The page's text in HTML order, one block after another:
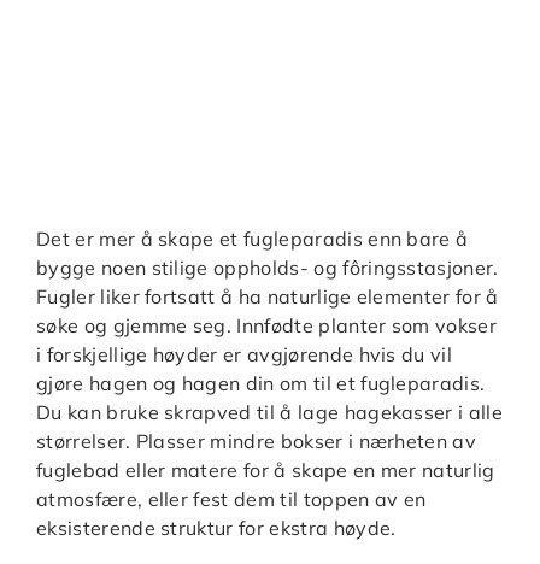
Det er mer å skape et fugleparadis enn bare å
bygge noen stilige oppholds- og fôringsstasjoner.
Fugler liker fortsatt å ha naturlige elementer for å
søke og gjemme seg. Innfødte planter som vokser
i forskjellige høyder er avgjørende hvis du vil
gjøre hagen og hagen din om til et fugleparadis.
Du kan bruke skrapved til å lage hagekasser i alle
størrelser. Plasser mindre bokser i nærheten av
fuglebad eller matere for å skape en mer naturlig
atmosfære, eller fest dem til toppen av en
eksisterende struktur for ekstra høyde.